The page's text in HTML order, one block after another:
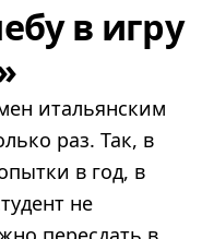
в игру
итальянским
раз. Так, в
в год, в
не